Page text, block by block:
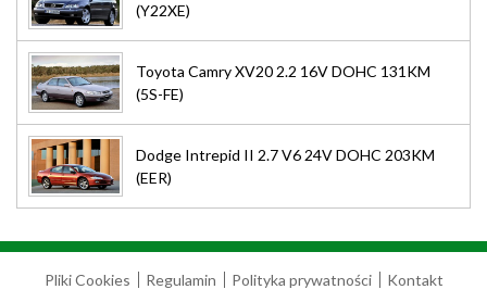
(Y22XE)
Toyota Camry XV20 2.2 16V DOHC 131KM
(5S-FE)
Dodge Intrepid II 2.7 V6 24V DOHC 203KM
(EER)
Pliki Cookies Regulamin Polityka prywatności
Kontakt